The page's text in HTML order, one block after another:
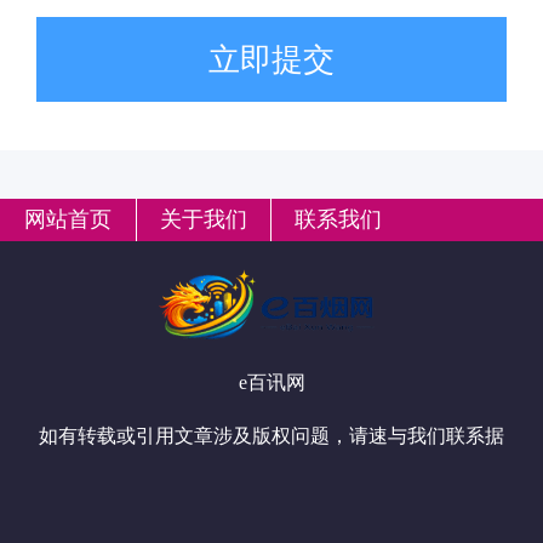
立即提交
网站首页 关于我们 联系我们
e百讯网
如有转载或引用文章涉及版权问题，请速与我们联系据